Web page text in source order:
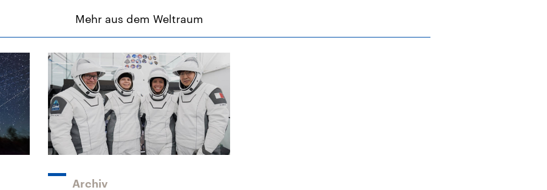
Mehr aus dem Weltraum
Archiv